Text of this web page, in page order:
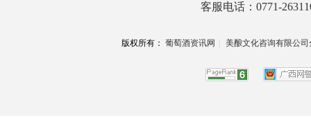
客服电话：0771-
版权所有： 葡萄酒资讯网 美酿文化咨询有限公司